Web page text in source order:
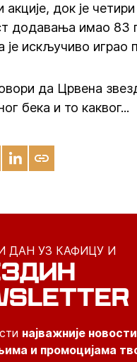
акције, док је
додавања имао 83
је искључиво играо
да Црвена
бека и то каквог...
ДАН УЗ КАФИЦУ И
најважније
и промоцијама